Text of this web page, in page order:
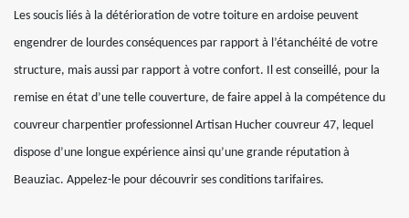
Les soucis liés à la détérioration de votre toiture en ardoise peuvent
engendrer de lourdes conséquences par rapport à l’étanchéité de votre
structure, mais aussi par rapport à votre confort. Il est conseillé, pour la
remise en état d’une telle couverture, de faire appel à la compétence du
couvreur charpentier professionnel Artisan Hucher couvreur 47, lequel
dispose d’une longue expérience ainsi qu’une grande réputation à
Beauziac. Appelez-le pour découvrir ses conditions tarifaires.